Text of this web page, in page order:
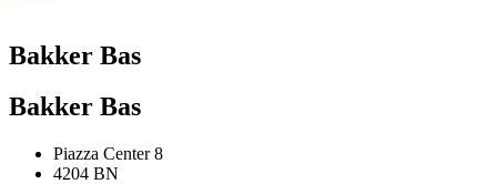
Bakker Bas
Bakker Bas
Piazza Center 8
4204 BN